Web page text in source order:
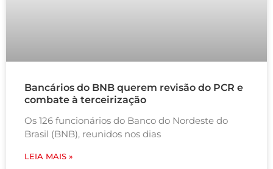
Bancários do BNB querem revisão do PCR e
combate à terceirização
Os 126 funcionários do Banco do Nordeste do
Brasil (BNB), reunidos nos dias
LEIA MAIS »